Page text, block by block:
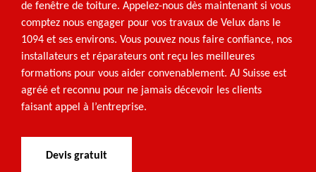
de fenêtre de toiture. Appelez-nous dès maintenant si vous
comptez nous engager pour vos travaux de Velux dans le
1094 et ses environs. Vous pouvez nous faire confiance, nos
installateurs et réparateurs ont reçu les meilleures
formations pour vous aider convenablement. AJ Suisse est
agréé et reconnu pour ne jamais décevoir les clients
faisant appel à l’entreprise.
Devis gratuit